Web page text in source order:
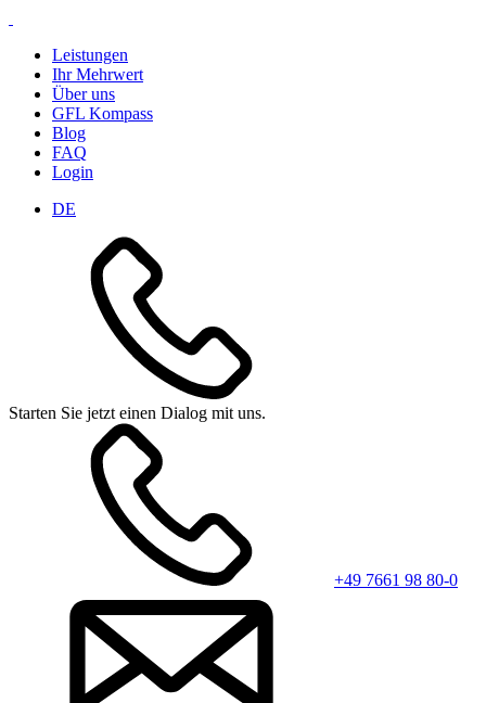
Leistungen
Ihr Mehrwert
Über uns
GFL Kompass
Blog
FAQ
Login
DE
Starten Sie jetzt einen Dialog mit uns.
+49 7661 98 80-0